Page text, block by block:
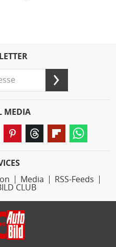
MEDIA
Media
RSS-Feeds
CLUB